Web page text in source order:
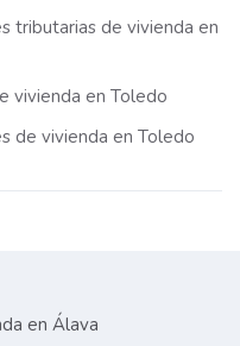
tributarias de vivienda en
vivienda en Toledo
de vivienda en Toledo
en Álava